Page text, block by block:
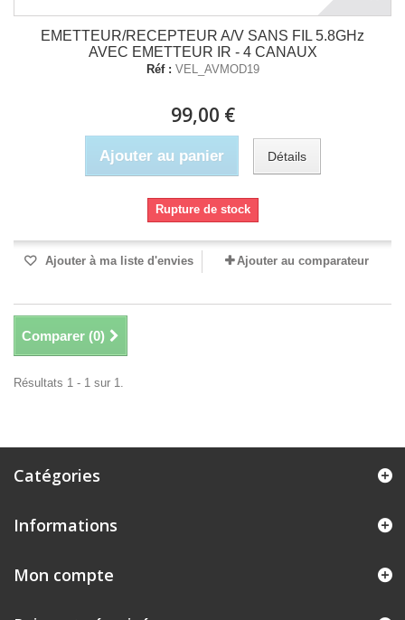
EMETTEUR/RECEPTEUR A/V SANS FIL 5.8GHz
AVEC EMETTEUR IR - 4 CANAUX
Réf : VEL_AVMOD19
99,00 €
Ajouter au panier Détails
Rupture de stock
Ajouter à ma liste d'envies Ajouter au comparateur
Comparer (0)
Résultats 1 - 1 sur 1.
Catégories
Informations
Mon compte